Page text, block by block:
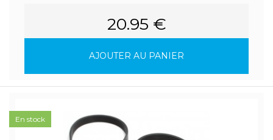
20.95 €
AJOUTER AU PANIER
En stock